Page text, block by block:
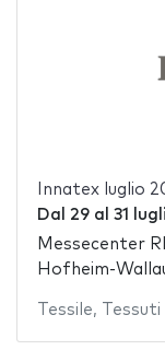
Innatex luglio
Dal 29al 31
Messecenter
Hofheim-
Tessile,